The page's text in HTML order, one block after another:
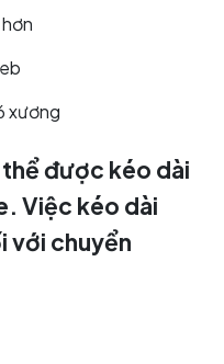
xương
được kéo dài
Việc kéo dài
với chuyển